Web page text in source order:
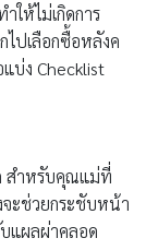
ให้ไม่เกิดการ
ปเลือกซื้อหลังค
บ่ง Checklist
สำหรับคุณแม่ที่
จะช่วยกระชับหน้า
แผลผ่าคลอด